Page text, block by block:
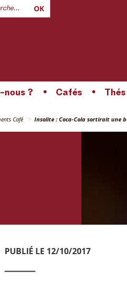
OK
nous ? Cafés Thés
Café Insolite : Coca-Cola sortirait une
PUBLIÉ LE 12/10/2017